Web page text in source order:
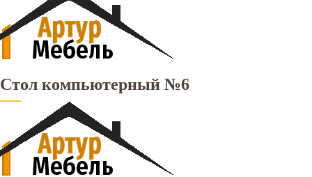
Стол компьютерный №6